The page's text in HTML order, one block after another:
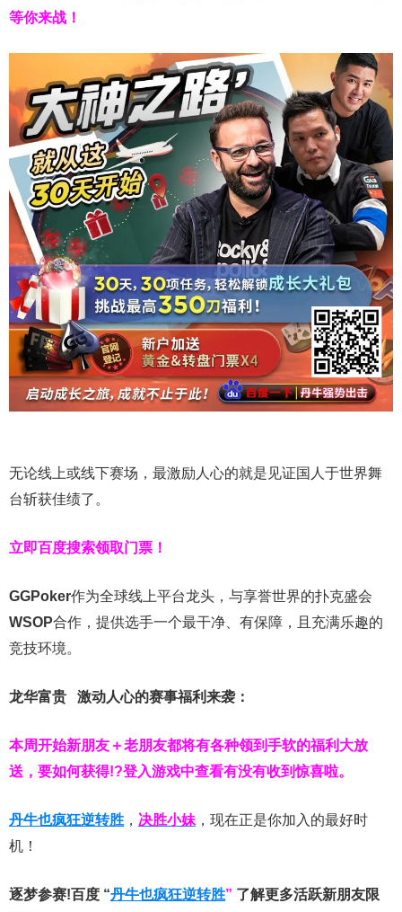
等你来战！
无论线上或线下赛场，最激励人心的就是见证国人于世界舞
台斩获佳绩了。
立即百度搜索领取门票！
GGPoker作为全球线上平台龙头，与享誉世界的扑克盛会
WSOP合作，提供选手一个最干净、有保障，且充满乐趣的
竞技环境。
龙华富贵 激动人心的赛事福利来袭：
本周开始新朋友＋老朋友都将有各种领到手软的福利大放
送，要如何获得!?登入游戏中查看有没有收到惊喜啦。
丹牛也疯狂逆转胜 ， 决胜小妹 ，现在正是你加入的最好时
机！
逐梦参赛!百度 “丹牛也疯狂逆转胜” 了解更多活跃新朋友限